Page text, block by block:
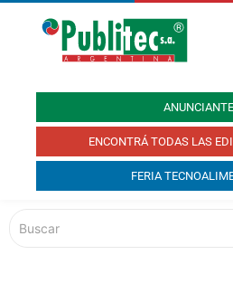
ENCONTRÁ TODAS LAS
FERIA